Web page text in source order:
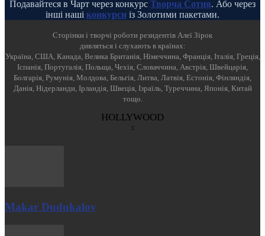
Подавайтеся в Чарт через конкурс Творча Сотня. Або через
інші наші конкурси із Золотими пакетами.
Cторінки і творчі роботи резидентів Алеї Зірок
дивляться і слухають в країнах:
Україна, США, Канада, Велика Британія, Німеччина, Франція, Італія, Греція,
Іспанія, Португалія, Польща, Чехія, Словаччина, Австрія, Швейцарія,
Болгарія, Румунія, Молдова, Бельгія, Литва, Латвія, Естонія, Фінляндія,
Данія, Нідерланди, Ірландія, Швеція, Ізраїль, Туреччина, Японія, Китай
тощо.
HOLLYWOOD
Makar Dudukalov